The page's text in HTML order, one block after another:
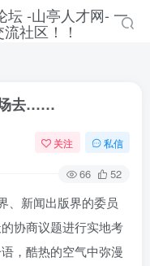
场去……
关注 私信
66 52
、新闻出版界的委员
协商议题进行实地考
，酷热的空气中弥漫